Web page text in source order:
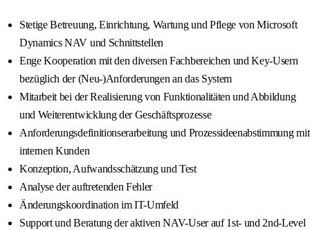
Stetige Betreuung, Einrichtung, Wartung und Pflege von Microsoft
Dynamics NAV und Schnittstellen
Enge Kooperation mit den diversen Fachbereichen und Key-Usern
bezüglich der (Neu-)Anforderungen an das System
Mitarbeit bei der Realisierung von Funktionalitäten und Abbildung
und Weiterentwicklung der Geschäftsprozesse
Anforderungsdefinitionserarbeitung und Prozessideenabstimmung mit
internen Kunden
Konzeption, Aufwandsschätzung und Test
Analyse der auftretenden Fehler
Änderungskoordination im IT-Umfeld
Support und Beratung der aktiven NAV-User auf 1st- und 2nd-Level